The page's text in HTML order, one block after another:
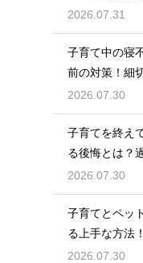
の家計管理と
な貯金のアド
2026.07.31
子育て中の寝
前の対策！細
率良く回復さ
マンスを上げ
2026.07.30
子育てを終え
る後悔とは？
らこれからの
生きるための
2026.07.30
子育てとペッ
る上手な方法
が安全に仲良
2026.07.30